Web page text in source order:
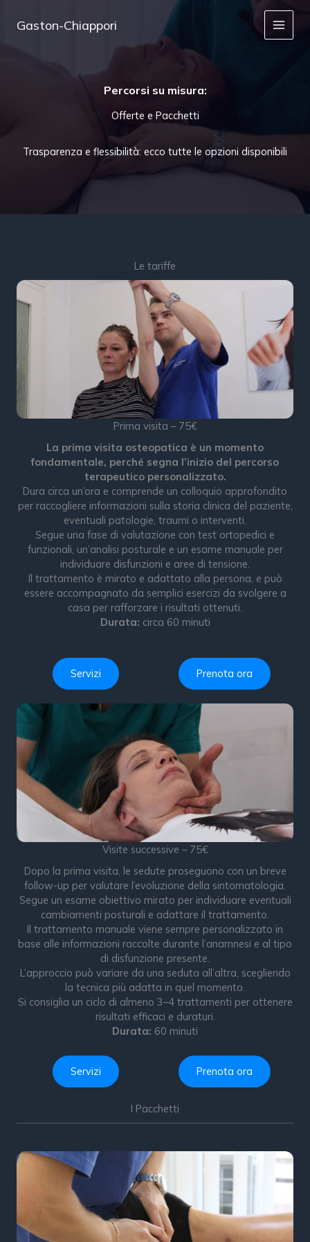
Gaston-Chiappori
Percorsi su misura:
Offerte e Pacchetti
Trasparenza e flessibilità: ecco tutte le opzioni disponibili
Le tariffe
Prima visita – 75€
La prima visita osteopatica è un momento
fondamentale, perché segna l’inizio del percorso
terapeutico personalizzato.
Dura circa un’ora e comprende un colloquio approfondito
per raccogliere informazioni sulla storia clinica del paziente,
eventuali patologie, traumi o interventi.
Segue una fase di valutazione con test ortopedici e
funzionali, un’analisi posturale e un esame manuale per
individuare disfunzioni e aree di tensione.
Il trattamento è mirato e adattato alla persona, e può
essere accompagnato da semplici esercizi da svolgere a
casa per rafforzare i risultati ottenuti.
Durata: circa 60 minuti
Servizi Prenota ora
Visite successive – 75€
Dopo la prima visita, le sedute proseguono con un breve
follow-up per valutare l’evoluzione della sintomatologia.
Segue un esame obiettivo mirato per individuare eventuali
cambiamenti posturali e adattare il trattamento.
Il trattamento manuale viene sempre personalizzato in
base alle informazioni raccolte durante l’anamnesi e al tipo
di disfunzione presente.
L’approccio può variare da una seduta all’altra, scegliendo
la tecnica più adatta in quel momento.
Si consiglia un ciclo di almeno 3–4 trattamenti per ottenere
risultati efficaci e duraturi.
Durata: 60 minuti
Servizi Prenota ora
I Pacchetti